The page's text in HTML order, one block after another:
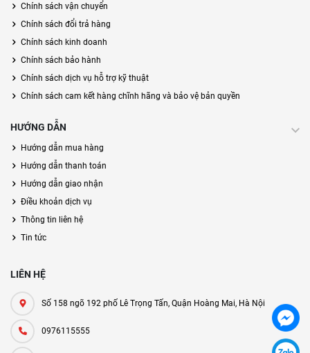
Chính sách vận chuyển
Chính sách đổi trả hàng
Chính sách kinh doanh
Chính sách bảo hành
Chính sách dịch vụ hỗ trợ kỹ thuật
Chính sách cam kết hàng chĩnh hãng và bảo vệ bản quyền
HƯỚNG DẪN
Hướng dẫn mua hàng
Hướng dẫn thanh toán
Hướng dẫn giao nhận
Điều khoản dịch vụ
Thông tin liên hệ
Tin tức
LIÊN HỆ
Số 158 ngõ 192 phố Lê Trọng Tấn, Quận Hoàng Mai, Hà Nội
0976115555